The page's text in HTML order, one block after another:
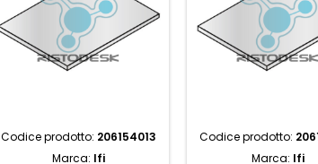
Codice prodotto: 206154013
Marca: Ifi
Codice prodotto:
Marca: Ifi